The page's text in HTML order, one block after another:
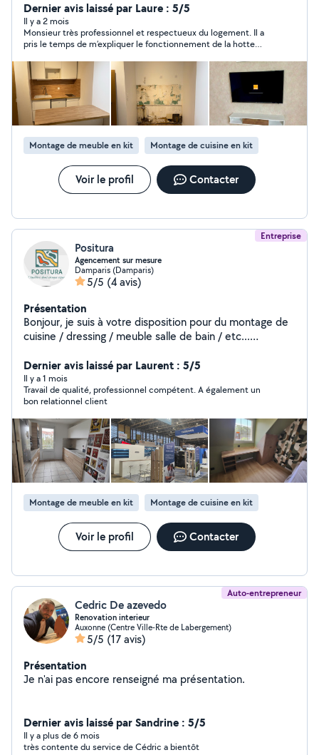
propose des services fiables, rapides et soignés : -
Montage de meubles - Peinture - Tonte -
Débroussaillage - Pose de sols - Pose de cuisine - Petite
plomberie - Petite électricité - Réparations de volets -
Entretien des logements et locaux pro (réguliers ou
ponctuels) - D'autres services à la demande N'hésitez
pas à me contacter ! Dépannage - Urgence - Entretien -
Maintenance - Travaux d'intérieur
Dernier avis laissé par Laure : 5/5
Il y a 2 mois
Monsieur très professionnel et respectueux du logement. Il a
pris le temps de m’expliquer le fonctionnement de la hotte
sérieux et réalisé avec beaucoup de professionnalisme. Je le
recommande vivement et le remercie pour son intervention de
qualité.
Montage de meuble en kit Montage de cuisine en kit
Voir le profil Contacter
Entreprise
Positura
Agencement sur mesure
Damparis (Damparis)
5/5 (4 avis)
Présentation
Bonjour, je suis à votre disposition pour du montage de
cuisine / dressing / meuble salle de bain / etc...
Manutention si besoin. Conseil en agencement.
Dernier avis laissé par Laurent : 5/5
Il y a 1 mois
Travail de qualité, professionnel compétent. A également un
bon relationnel client
Montage de meuble en kit Montage de cuisine en kit
Voir le profil Contacter
Auto-entrepreneur
Cedric De azevedo
Renovation interieur
Auxonne (Centre Ville-Rte de Labergement)
5/5 (17 avis)
Présentation
Je n'ai pas encore renseigné ma présentation.
Dernier avis laissé par Sandrine : 5/5
Il y a plus de 6 mois
très contente du service de Cédric a bientôt